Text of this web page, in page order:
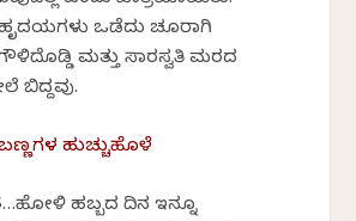
ಒಡೆದು ಚೂರಾಗಿ
ಗೌಳಿದೊಡ್ಡಿ ಮತ್ತು ಸಾರಸ್ವತಿ ಮರದ
ಬಿದ್ದವು.
ಹುಚ್ಚುಹೊಳೆ
ಹಬ್ಬದ ದಿನ ಇನ್ನೂ